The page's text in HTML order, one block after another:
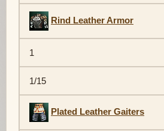
Rind Leather Armor
1
1/15
Plated Leather Gaiters